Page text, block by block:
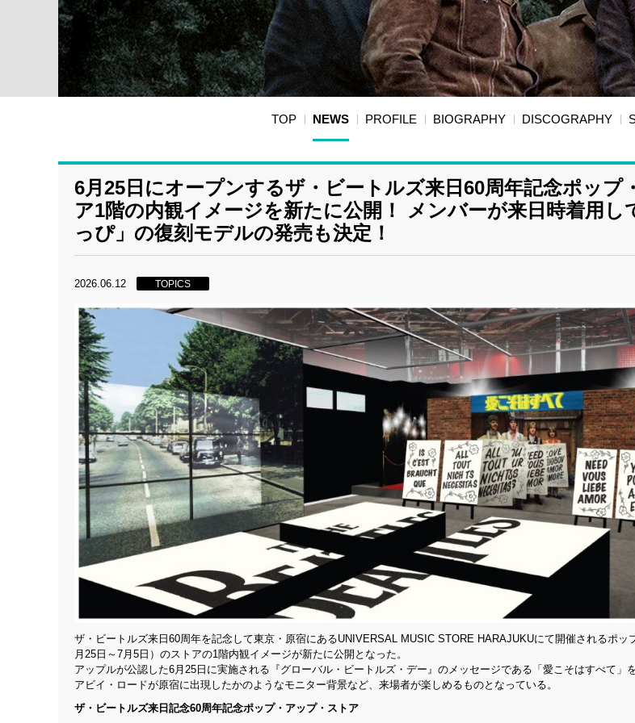
TOP NEWS PROFILE BIOGRAPHY DISCOGRAPHY
6月25日にオープンするザ・ビートルズ来日60周年記念ポップ
ア1階の内観イメージを新たに公開！ メンバーが来日時着用し
っぴ」の復刻モデルの発売も決定！
2026.06.12 TOPICS
ザ・ビートルズ来日60周年を記念して東京・原宿にあるUNIVERSAL MUSIC STORE HARAJUKUにて開催されるポッ
月25日～7月5日）のストアの1階内観イメージが新たに公開となった。
アップルが公認した6月25日に実施される『グローバル・ビートルズ・デー』のメッセージである「愛こそはすべて」
アビイ・ロードが原宿に出現したかのようなモニター背景など、来場者が楽しめるものとなっている。
ザ・ビートルズ来日記念60周年記念ポップ・アップ・ストア